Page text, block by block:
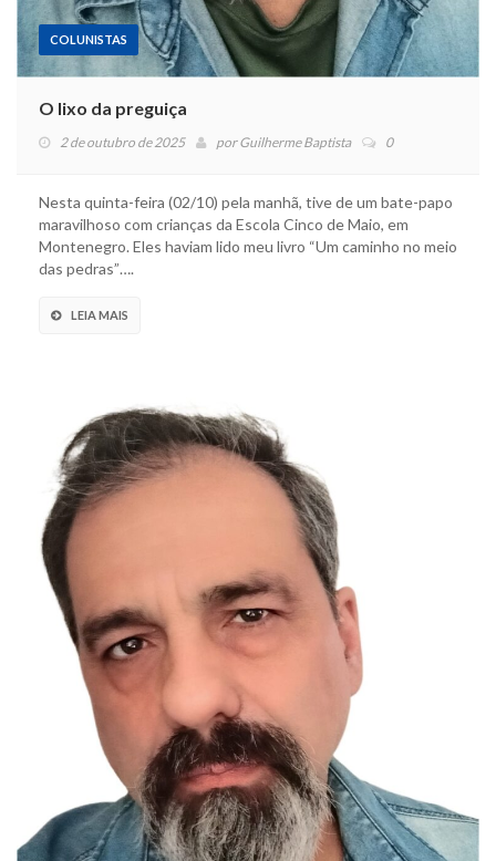
COLUNISTAS
O lixo da preguiça
2 de outubro de 2025 porGuilherme Baptista 0
Nesta quinta-feira (02/10) pela manhã, tive de um bate-papo
maravilhoso com crianças da Escola Cinco de Maio, em
Montenegro. Eles haviam lido meu livro “Um caminho no meio
das pedras”….
LEIA MAIS